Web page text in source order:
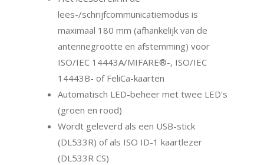
lees-/schrijfcommunicatiemodus is
maximaal 180 mm (afhankelijk van de
antennegrootte en afstemming) voor
ISO/IEC 14443A/MIFARE®-, ISO/IEC
14443B- of FeliCa-kaarten
Automatisch LED-beheer met twee LED's
(groen en rood)
Wordt geleverd als een USB-stick
(DL533R) of als ISO ID-1 kaartlezer
(DL533R CS)